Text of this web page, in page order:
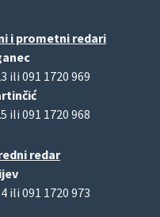
i prometni redari
ili 091 1720 969
ili 091 1720 968
redar
ili 091 1720 973